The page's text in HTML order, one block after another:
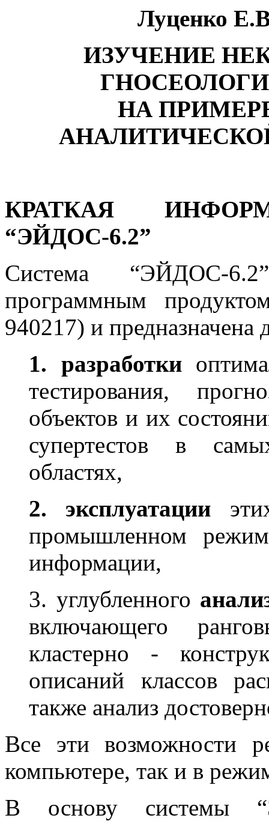
Луценко
ИЗУЧЕНИЕ
НА
КРАТКАЯ
“ЭЙДОС-6.2”
Система “ЭЙДОС-
программным
940217) и
1. разработки
тестирования,
объектов и их
супертестов в
областях,
2. эксплуатации
промышленном
информации,
3. углубленного
включающего
кластерно -
описаний классов
также анализ
Все эти возможности
компьютере, так и в
В основу системы